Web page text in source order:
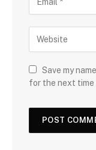
Save my
for the next time